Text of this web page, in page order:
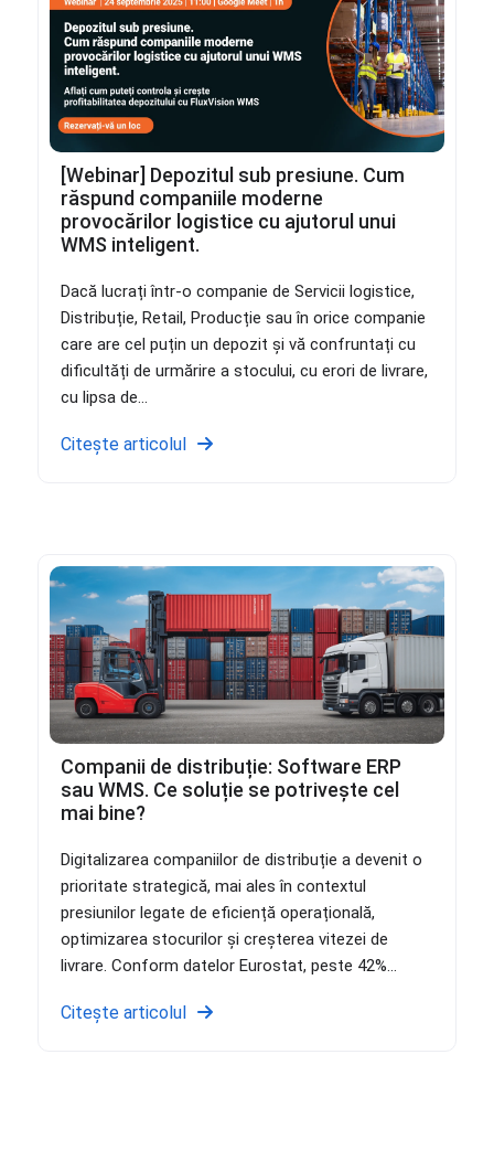
[Webinar] Depozitul sub presiune. Cum
răspund companiile moderne
provocărilor logistice cu ajutorul unui
WMS inteligent.
Dacă lucrați într-o companie de Servicii logistice,
Distribuție, Retail, Producție sau în orice companie
care are cel puțin un depozit și vă confruntați cu
dificultăți de urmărire a stocului, cu erori de livrare,
cu lipsa de...
Citește articolul
Companii de distribuție: Software ERP
sau WMS. Ce soluție se potrivește cel
mai bine?
Digitalizarea companiilor de distribuție a devenit o
prioritate strategică, mai ales în contextul
presiunilor legate de eficiență operațională,
optimizarea stocurilor și creșterea vitezei de
livrare. Conform datelor Eurostat, peste 42%...
Citește articolul